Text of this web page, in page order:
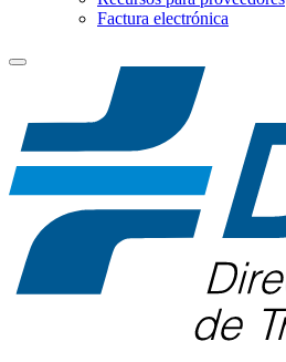
Factura electrónica